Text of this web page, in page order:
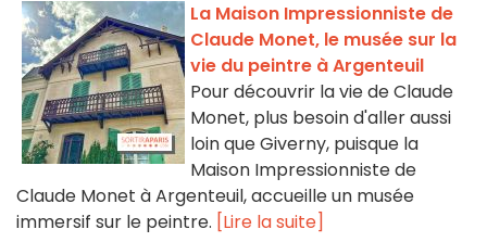
La Maison Impressionniste de
Claude Monet, le musée sur la
vie du peintre à Argenteuil
Pour découvrir la vie de Claude
Monet, plus besoin d'aller aussi
loin que Giverny, puisque la
Maison Impressionniste de
Claude Monet à Argenteuil, accueille un musée
immersif sur le peintre. [Lire la suite]